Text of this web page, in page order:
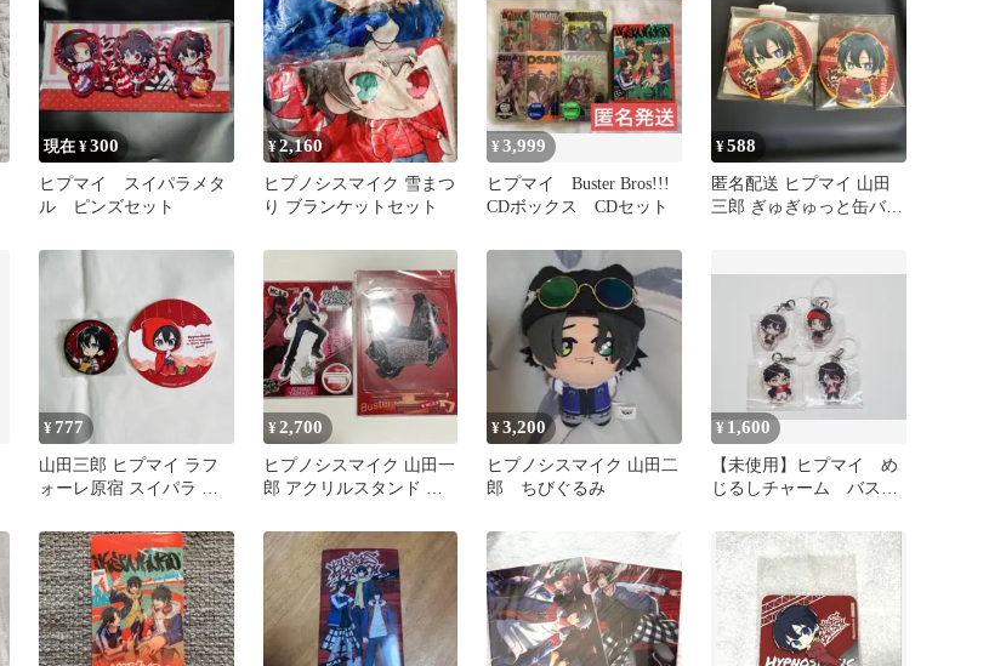
現在 ¥300
ヒプマイ スイパラメタ
ル ピンズセット
¥2,160
ヒプノシスマイク 雪まつ
り ブランケットセット
¥3,999
ヒプマイ Buster Bros!!!
CDボックス CDセット
¥588
匿名配送 ヒプマイ 山田
三郎 ぎゅぎゅっと缶バッ
¥ 777
山田三郎 ヒプマイ ラフ
ォーレ原宿 スイパラ コ
ー
¥2,700
ヒプノシスマイク 山田一
郎 アクリルスタンド セ
¥3,200
ヒプノシスマイク 山田二
郎 ちびぐるみ
¥ 1,600
【未使用】ヒプマイ め
じるしチャーム バスブ